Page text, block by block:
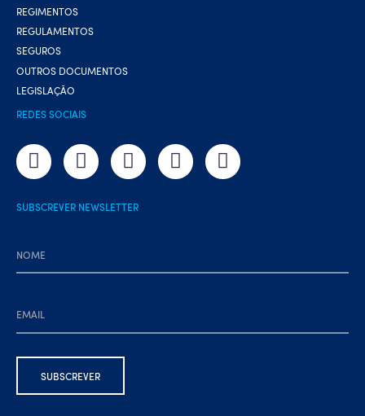
REGIMENTOS
REGULAMENTOS
SEGUROS
OUTROS DOCUMENTOS
LEGISLAÇÃO
REDES SOCIAIS
SUBSCREVER NEWSLETTER